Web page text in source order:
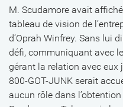
M. Scudamore avait
tableau de vision de
d’Oprah Winfrey. Sans lui
défi, communiquant avec
gérant la relation avec eux
800-GOT-JUNK serait
aucun rôle dans